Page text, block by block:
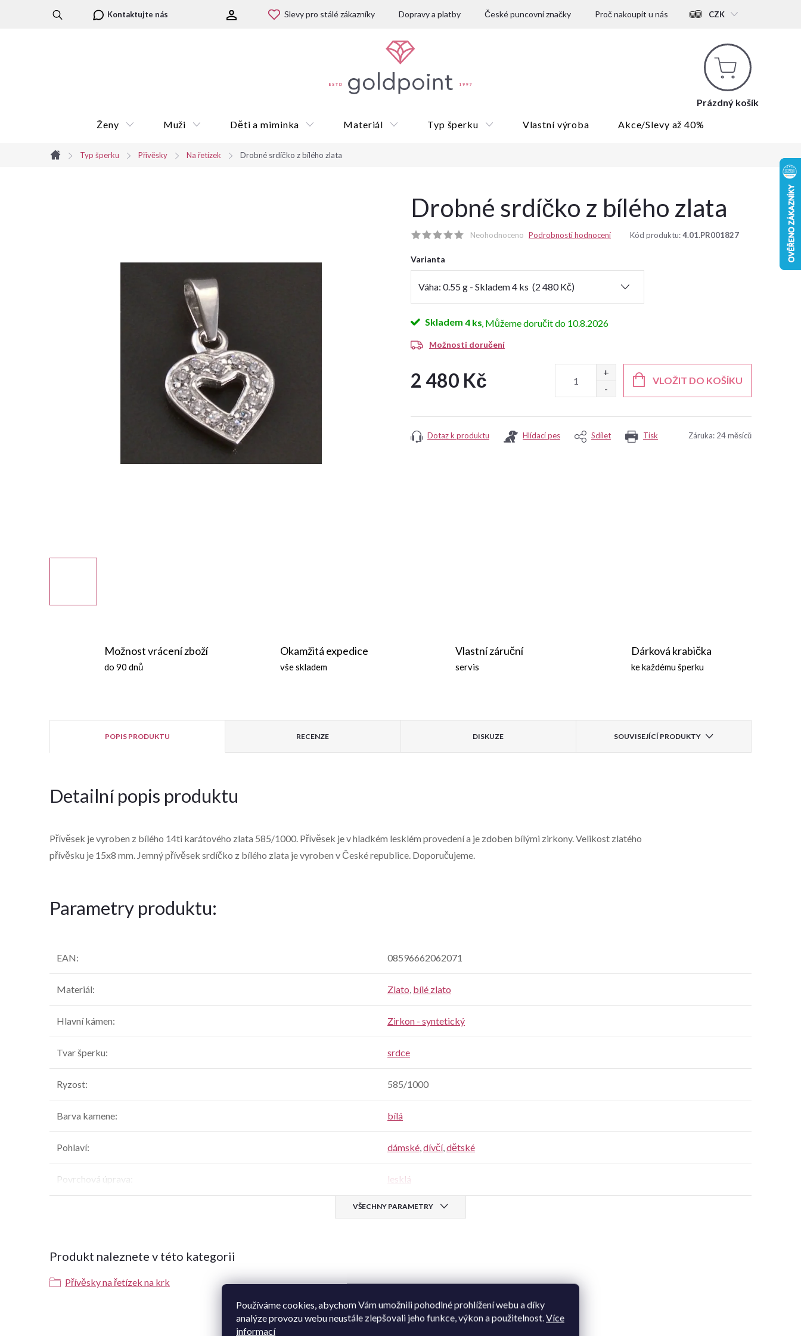
Používáme cookies, abychom Vám umožnili pohodlné prohlížení webu a díky
analýze provozu webu neustále zlepšovali jeho funkce, výkon a použitelnost.Více
informací
Kontaktujte nás Slevy pro stálé zákazníky Dopravy a platby České puncovní značky Proč nakoupit u nás CZK
Nákupní
košík
Prázdný košík
Ženy
Muži Děti a miminka Materiál Typ šperku Vlastní výroba Akce/Slevy až 40%
Domů
Typ šperku Přívěsky Na řetízek Drobné srdíčko z bílého zlata
Drobné srdíčko z bílého zlata
Neohodnoceno Podrobnosti hodnocení Kód produktu:4.01.PR001827
Varianta
Skladem 4 ks 10.8.2026
Možnosti doručení
2 480 Kč VLOŽIT DO KOŠÍKU
Tisk
Dotaz k produktu Hlídací pes Sdílet Záruka: 24 měsíců
Dárková krabička
ke každému šperku
Možnost vrácení zboží
do 90 dnů
Okamžitá expedice
vše skladem
Vlastní záruční
servis
POPIS PRODUKTU RECENZE DISKUZE SOUVISEJÍCÍ PRODUKTY
Detailní popis produktu
Přívěsek je vyroben z bílého 14ti karátového zlata 585/1000. Přívěsek je v hladkém lesklém provedení a je zdoben bílými zirkony. Velikost zlatého
přívěsku je 15x8 mm. Jemný přívěsek srdíčko z bílého zlata je vyroben v České republice. Doporučujeme.
Parametry produktu:
EAN: 08596662062071
Materiál: Zlato, bílé zlato
Hlavní kámen: Zirkon - syntetický
Tvar šperku: srdce
Ryzost: 585/1000
Barva kamene: bílá
Pohlaví: dámské,dívčí,dětské
Povrchová úprava lesklá
VŠECHNY PARAMETRY
Produkt naleznete v této kategorii
Přívěsky na řetízek na krk